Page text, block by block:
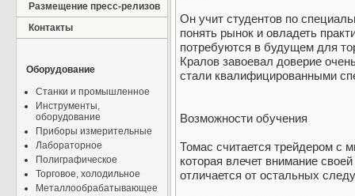
Размещение пресс-релизов
Контакты
Оборудование
Станки и промышленное
Инструменты,
оборудование
Приборы измерительные
Лабораторное
Полиграфическое
Торговое, холодильное
Металлообрабатывающее
Он учит студентов по
понять рынок и овладеть
потребуются в будущем для
Кралов завоевал доверие
стали квалифицированными
Возможности обучения
Томас считается трейдером с
которая влечет внимание
отличается от остальных